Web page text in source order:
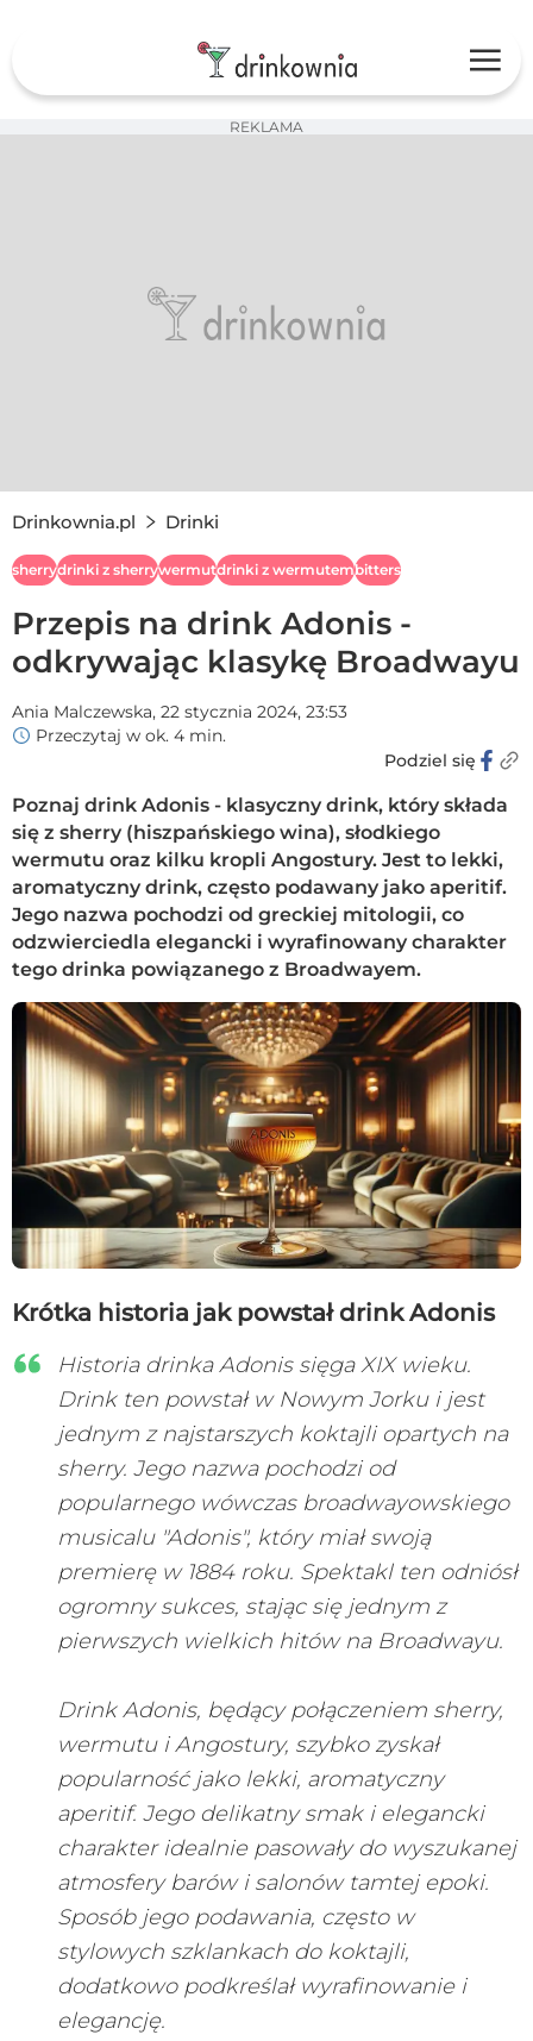
REKLAMA
Drinkownia.pl Drinki
sherrydrinki z sherrywermutdrinki z wermutembitters
Przepis na drink Adonis -
odkrywając klasykę Broadwayu
Ania Malczewska, 22 stycznia 2024, 23:53
Przeczytaj w ok. 4 min.
Podziel się
Poznaj drink Adonis - klasyczny drink, który składa
się z sherry (hiszpańskiego wina), słodkiego
wermutu oraz kilku kropli Angostury. Jest to lekki,
aromatyczny drink, często podawany jako aperitif.
Jego nazwa pochodzi od greckiej mitologii, co
odzwierciedla elegancki i wyrafinowany charakter
tego drinka powiązanego z Broadwayem.
Krótka historia jak powstał drink Adonis
Historia drinka Adonis sięga XIX wieku.
Drink ten powstał w Nowym Jorku i jest
jednym z najstarszych koktajli opartych na
sherry. Jego nazwa pochodzi od
popularnego wówczas broadwayowskiego
musicalu "Adonis", który miał swoją
premierę w 1884 roku. Spektakl ten odniósł
ogromny sukces, stając się jednym z
pierwszych wielkich hitów na Broadwayu.
Drink Adonis, będący połączeniem sherry,
wermutu i Angostury, szybko zyskał
popularność jako lekki, aromatyczny
aperitif. Jego delikatny smak i elegancki
charakter idealnie pasowały do wyszukanej
atmosfery barów i salonów tamtej epoki.
Sposób jego podawania, często w
stylowych szklankach do koktajli,
dodatkowo podkreślał wyrafinowanie i
elegancję.